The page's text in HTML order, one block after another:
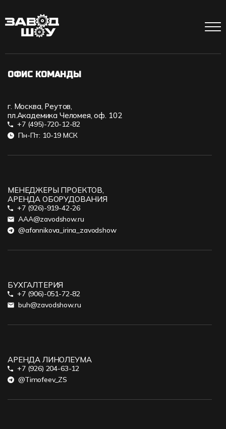
ОФИС КОМАНДЫ
г. Москва, Реутов,
пл.Академика Челомея, оф. 102
+7 (495)-720-12-82
Пн-Пт: 10-19 МСК
МЕНЕДЖЕРЫ ПРОЕКТОВ,
АРЕНДА ОБОРУДОВАНИЯ
+7 (926)-919-42-26
AAA@zavodshow.ru
@afonnikova_irina_zavodshow
БУХГАЛТЕРИЯ
+7 (906)-051-72-82
buh@zavodshow.ru
АРЕНДА ЛИНОЛЕУМА
+7 (926) 204-63-12
@Timofeev_ZS